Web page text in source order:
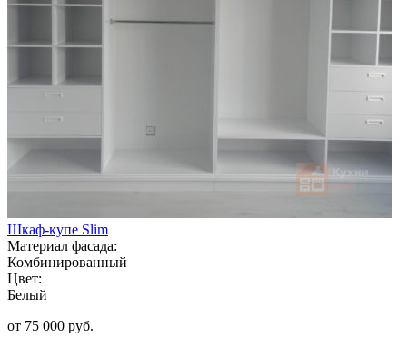
Шкаф-купе Slim
Материал фасада:
Комбинированный
Цвет:
Белый
от 75 000 руб.